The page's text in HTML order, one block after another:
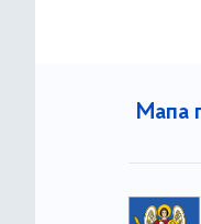
Мапа